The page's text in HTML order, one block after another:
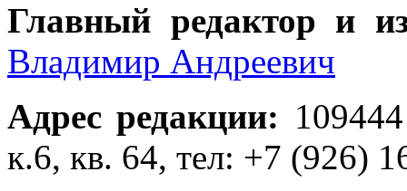
Главный редактор и
Владимир Андреевич
Адрес редакции:
к.6, кв. 64, тел: +7 (926)